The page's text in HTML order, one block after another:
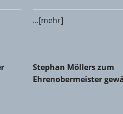
...[mehr]
Innung Alzey-Bingen-
Stephan Möllers zum
Stephan Möllers zum
Ehrenobermeister